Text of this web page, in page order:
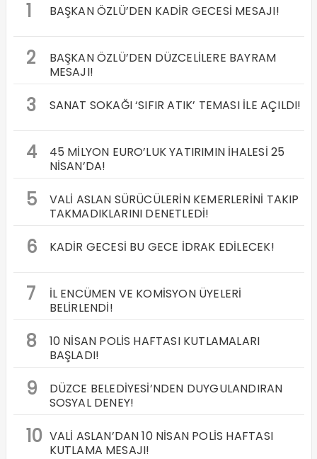
1 BAŞKAN ÖZLÜ’DEN KADİR GECESİ MESAJI!
2
BAŞKAN ÖZLÜ’DEN DÜZCELİLERE BAYRAM
MESAJI!
3 SANAT SOKAĞI ‘SIFIR ATIK’ TEMASI İLE AÇILDI!
4
45 MİLYON EURO’LUK YATIRIMIN İHALESİ 25
NİSAN’DA!
5
VALİ ASLAN SÜRÜCÜLERİN KEMERLERİNİ TAKIP
TAKMADIKLARINI DENETLEDİ!
6 KADİR GECESİ BU GECE İDRAK EDİLECEK!
7
İL ENCÜMEN VE KOMİSYON ÜYELERİ
BELİRLENDİ!
8
10 NİSAN POLİS HAFTASI KUTLAMALARI
BAŞLADI!
9
DÜZCE BELEDİYESİ’NDEN DUYGULANDIRAN
SOSYAL DENEY!
10 VALİ ASLAN’DAN 10 NİSAN POLİS HAFTASI
KUTLAMA MESAJI!